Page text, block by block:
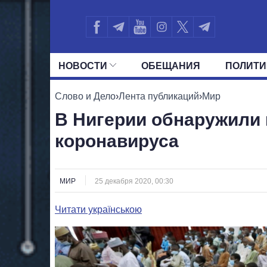
НОВОСТИ ОБЕЩАНИЯ
ВСЕ ПОЛИТИКИ ПРЕЗИДЕНТ И
Слово и Дело›Лента публикаций›Мир
В Нигерии
коронавируса
МИР 25 декабря 2020, 00:30
Читати українською